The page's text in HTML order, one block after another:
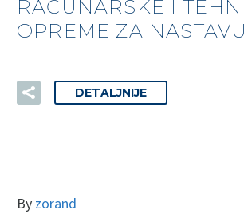
RAČUNARSKE I
OPREME ZA NASTAVU
DETALJNIJE
By zorand